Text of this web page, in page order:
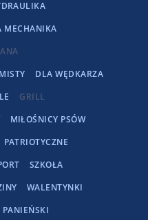
MECHANIKA
DLA WĘDKARZA
GRILL
MIŁOŚNICY PSÓW
PATRIOTYCZNE
SZKOŁA
WALENTYNKI
PANIEŃSKI